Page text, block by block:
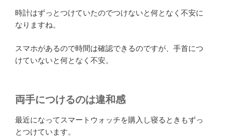
時計はずっとつけていたのでつけないと何となく不安に
なりますね。
スマホがあるので時間は確認できるのですが、手首につ
けていないと何となく不安。
両手につけるのは違和感
最近になってスマートウォッチを購入し寝るときもずっ
とつけています。